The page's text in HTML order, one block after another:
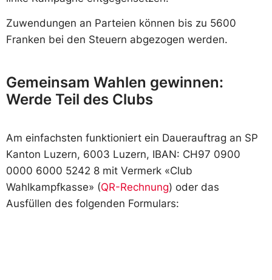
Zuwendungen an Parteien können bis zu 5600
Franken bei den Steuern abgezogen werden.
Gemeinsam Wahlen gewinnen:
Werde Teil des Clubs
Am einfachsten funktioniert ein Dauerauftrag an SP
Kanton Luzern, 6003 Luzern, IBAN: CH97 0900
0000 6000 5242 8 mit Vermerk «Club
Wahlkampfkasse» (QR-Rechnung) oder das
Ausfüllen des folgenden Formulars: